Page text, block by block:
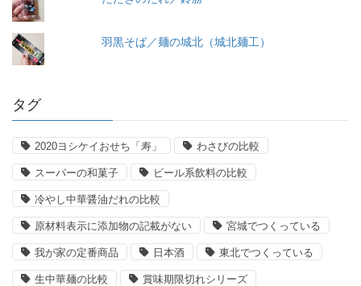
羽黒そば／麺の城北（城北麺工）
タグ
2020ヨシケイおせち「寿」 わさびの比較
スーパーの和菓子 ビール系飲料の比較
冷やし中華醤油だれの比較
原材料表示に添加物の記載がない 宮城でつくっている
我が家の定番商品 日本酒 東北でつくっている
生中華麺の比較 賞味期限切れシリーズ